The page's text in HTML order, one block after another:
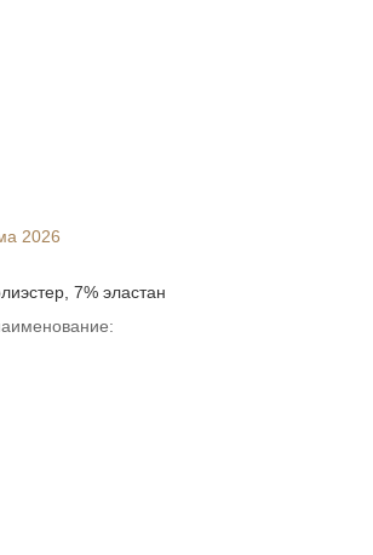
2026
7% эластан